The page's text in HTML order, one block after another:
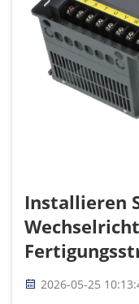
Installieren
2026-05-25